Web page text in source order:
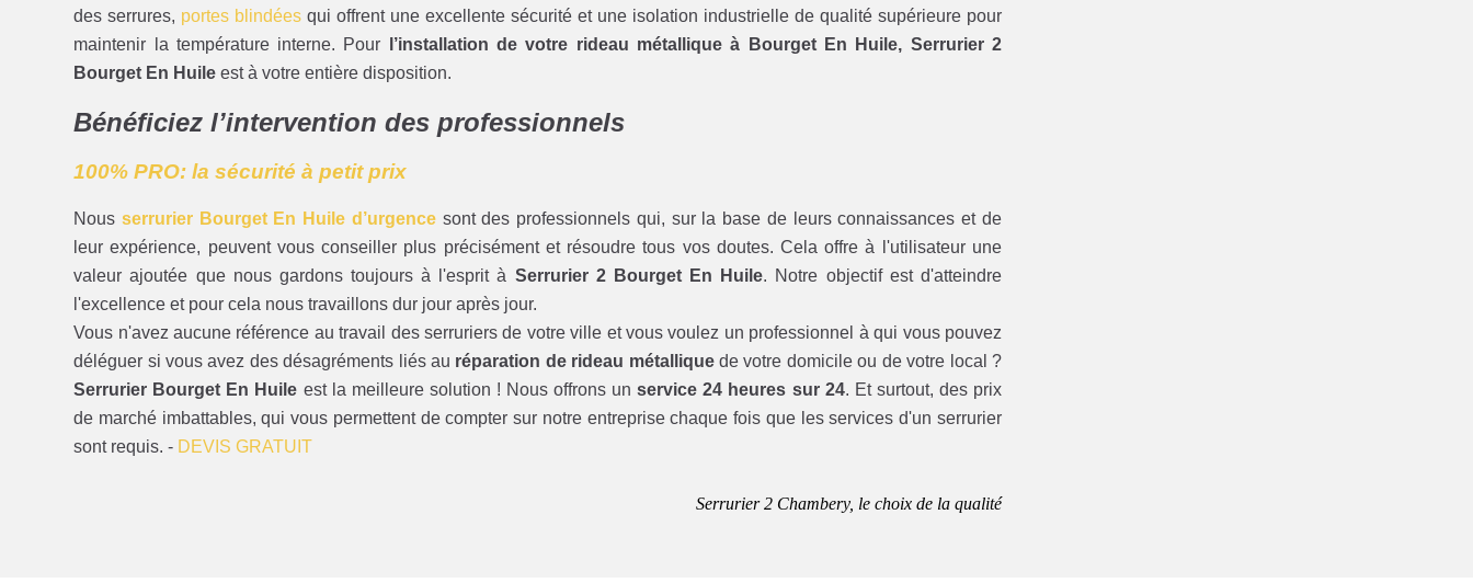
des serrures, portes blindées qui offrent une excellente sécurité et une isolation industrielle de qualité supérieure pour
maintenir la température interne. Pour
l’installation de votre rideau métallique à Bourget En Huile, Serrurier 2
Bourget En Huile est à votre entière disposition.
Bénéficiez l’intervention des professionnels
100% PRO: la sécurité à petit prix
Nous serrurier Bourget En Huile d’urgencesont des professionnels qui, sur la base de leurs connaissances et de
leur expérience, peuvent vous conseiller plus précisément et résoudre tous vos doutes. Cela offre à l'utilisateur une
valeur ajoutée que nous gardons toujours à l'esprit à Serrurier 2 Bourget En Huile. Notre objectif est d'atteindre
l'excellence et pour cela nous travaillons dur jour après jour.
Vous n'avez aucune référence au travail des serruriers de votre ville et vous voulez un professionnel à qui vous pouvez
déléguer si vous avez des désagréments liés au réparation de rideau métalliquede votre domicile ou de votre local ?
Serrurier Bourget En Huile est la meilleure solution ! Nous offrons unservice 24 heures sur 24. Et surtout, des prix
de marché imbattables, qui vous permettent de compter sur notre entreprise chaque fois que les services d'un serrurier
sont requis. - DEVIS GRATUIT
Serrurier 2 Chambery, le choix de la qualité